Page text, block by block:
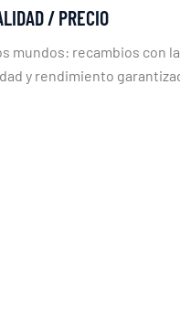
/ PRECIO
mundos: recambios con
y rendimiento